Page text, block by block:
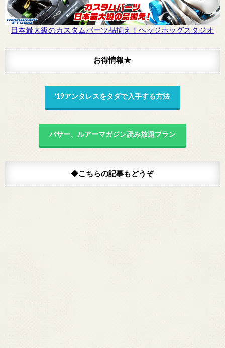
日本最大級のカスタムパーツ品揃え！ヘッジホッグスタジオ
お得情報★
’19アンタレスをタダで入手する方法
バサー、ルアーマガジン読み放題プラン
◆こちらの記事もどうぞ